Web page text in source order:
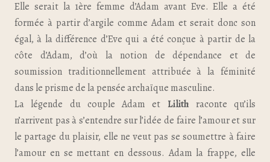
Elle serait la 1ère femme d’Adam avant Eve. Elle a été
formée à partir d’argile comme Adam et serait donc son
égal, à la différence d’Eve qui a été conçue à partir de la
côte d’Adam, d’où la notion de dépendance et de
soumission traditionnellement attribuée à la féminité
dans le prisme de la pensée archaïque masculine.
La légende du couple Adam et Lilith raconte qu’ils
n’arrivent pas à s’entendre sur l’idée de faire l’amour et sur
le partage du plaisir, elle ne veut pas se soumettre à faire
l’amour en se mettant en dessous. Adam la frappe, elle